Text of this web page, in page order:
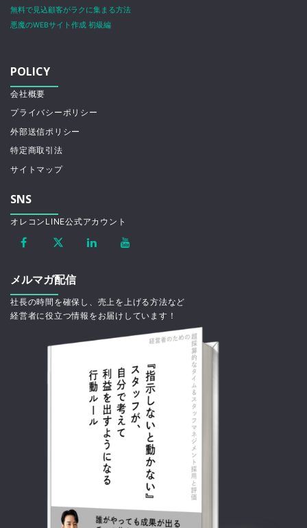
無料で見込顧客がラクに集まる方法
悪魔のWEBサイト作成 初級編
POLICY
会社概要
プライバシーポリシー
外部送信ポリシー
特定商取引法
サイトマップ
SNS
オレコンLINE公式アカウント
メルマガ配信
社長の時間を確保し、売上を上げる方法など
経営者に役立つ情報をお届けしています！